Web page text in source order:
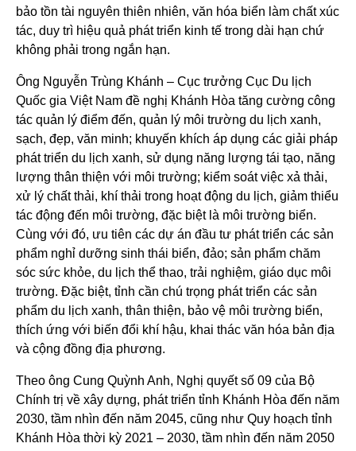
bảo tồn tài nguyên thiên nhiên, văn hóa biển làm chất xúc
tác, duy trì hiệu quả phát triển kinh tế trong dài hạn chứ
không phải trong ngắn hạn.
Ông Nguyễn Trùng Khánh – Cục trưởng Cục Du lịch
Quốc gia Việt Nam đề nghị Khánh Hòa tăng cường công
tác quản lý điểm đến, quản lý môi trường du lịch xanh,
sạch, đẹp, văn minh; khuyến khích áp dụng các giải pháp
phát triển du lịch xanh, sử dụng năng lượng tái tạo, năng
lượng thân thiện với môi trường; kiểm soát việc xả thải,
xử lý chất thải, khí thải trong hoạt động du lịch, giảm thiểu
tác động đến môi trường, đặc biệt là môi trường biển.
Cùng với đó, ưu tiên các dự án đầu tư phát triển các sản
phẩm nghỉ dưỡng sinh thái biển, đảo; sản phẩm chăm
sóc sức khỏe, du lịch thể thao, trải nghiệm, giáo dục môi
trường. Đặc biệt, tỉnh cần chú trọng phát triển các sản
phẩm du lịch xanh, thân thiện, bảo vệ môi trường biển,
thích ứng với biến đổi khí hậu, khai thác văn hóa bản địa
và cộng đồng địa phương.
Theo ông Cung Quỳnh Anh, Nghị quyết số 09 của Bộ
Chính trị về xây dựng, phát triển tỉnh Khánh Hòa đến năm
2030, tầm nhìn đến năm 2045, cũng như Quy hoạch tỉnh
Khánh Hòa thời kỳ 2021 – 2030, tầm nhìn đến năm 2050